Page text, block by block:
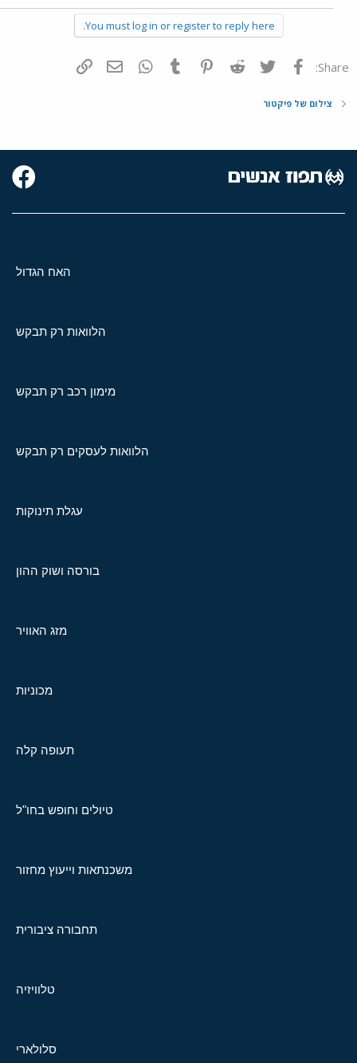
You must log in or register to reply here.
Share: פייסבוק Twitter
Reddit
Pinterest
Tumblr
WhatsAppדואר אלקטרוני
צילום של פיקטור
האח הגדול
הלוואות רק תבקש
מימון רכב רק תבקש
הלוואות לעסקים רק תבקש
עגלת תינוקות
בורסה ושוק ההון
מזג האוויר
מכוניות
תעופה קלה
טיולים וחופש בחו"ל
משכנתאות וייעוץ מחזור
תחבורה ציבורית
טלוויזיה
סלולארי